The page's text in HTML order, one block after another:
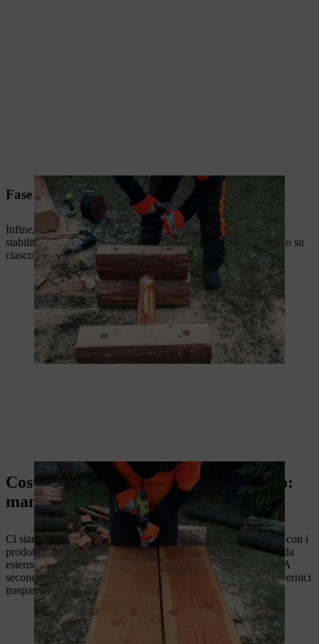
Fase 7: montaggio del piano del tavolo
Infine, fissare il piano del tavolo alle gambe. Per una maggiore
stabilità, si consiglia di fissare ogni tavola con due viti per legno su
ciascun lato.
Costruire da soli un tavolo da giardino:
manutenzione
Ci siamo quasi! Ora non resta che trattare il tavolo da giardino con i
prodotti giusti. La manutenzione tempestiva protegge i mobili da
esterno contro segni di usura, alterazioni cromatiche e funghi. A
seconda del tipo di legno scelto, si possono usare olio, cera o vernici
trasparenti.